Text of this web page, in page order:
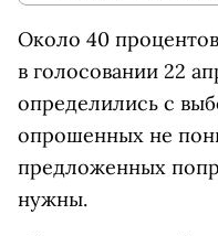
Около 40
в голосовании 22
определились с
опрошенных не
предложенных
нужны.